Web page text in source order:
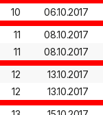
10
06.10.2017
11
08.10.2017
11
08.10.2017
12
13.10.2017
12
13.10.2017